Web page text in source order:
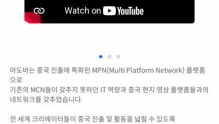
아도바는 중국 진출에 특화된 MPN(Multi Platform Network) 플랫폼
으로
기존의 MCN들이 갖추지 못하던 IT 역량과 중국 현지 영상 플랫폼들과의
네트워크를 갖추었습니다.
전 세계 크리에이터들이 중국 진출 및 활동을 넓힐 수 있도록